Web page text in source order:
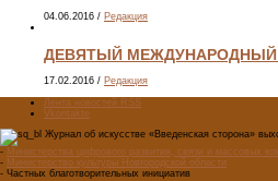
04.06.2016 / Редакция
ДЕВЯТЫЙ МЕЖДУНАРОДНЫЙ
17.02.2016 / Редакция
Лента новостей RSS
Vkontakte
Журнал об искусстве «Введенская сторона»
- Министерства цифрового развития, связи и массовых
- Министерство культуры Новгородской области
- Частных благотворительных инициатив